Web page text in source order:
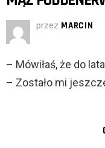
przez MARCIN
– Mówiłaś, że do
– Zostało mi